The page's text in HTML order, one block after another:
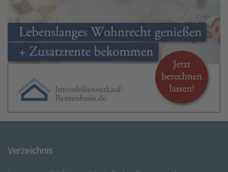
Verzeichnis